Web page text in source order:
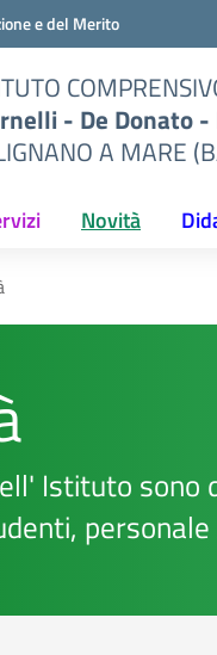
e del Merito
- De Donato
A MARE
Novità
Istituto sono
personale